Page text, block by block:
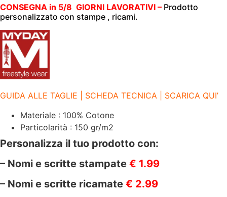
GR/M2
|
MY
DAY
|
3
BOTTONI
FOX
JERSEY
quantità
CONSEGNA in 5/8 GIORNI LAVORATIVI – Prodotto
personalizzato con stampe , ricami.
GUIDA ALLE TAGLIE | SCHEDA TECNICA | SCARICA QUI’
Materiale : 100% Cotone
Particolarità : 150 gr/m2
Personalizza il tuo prodotto con:
– Nomi e scritte stampate € 1.99
– Nomi e scritte ricamate € 2.99